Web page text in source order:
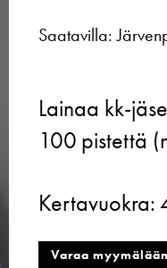
Saatavilla:
Helsinki
Liukuvärjätty
sininen
36
Lainaa kk-
100 pistettä
Kertavuokra:
Varaa myymälään